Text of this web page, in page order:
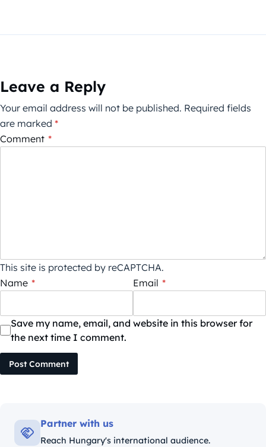
Leave a Reply
Your email address will not be published. Required fields
are marked *
Comment *
This site is protected by reCAPTCHA.
Name * Email *
Save my name, email, and website in this browser for
the next time I comment.
Post Comment
Partner with us
Reach Hungary's international audience.